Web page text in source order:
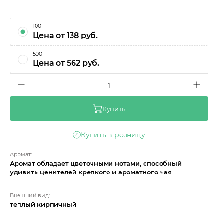
100г
Цена от 138 руб.
500г
Цена от 562 руб.
1
Купить
Купить в розницу
Аромат:
Аромат обладает цветочными нотами, способный
удивить ценителей крепкого и ароматного чая
Внешний вид:
теплый кирпичный